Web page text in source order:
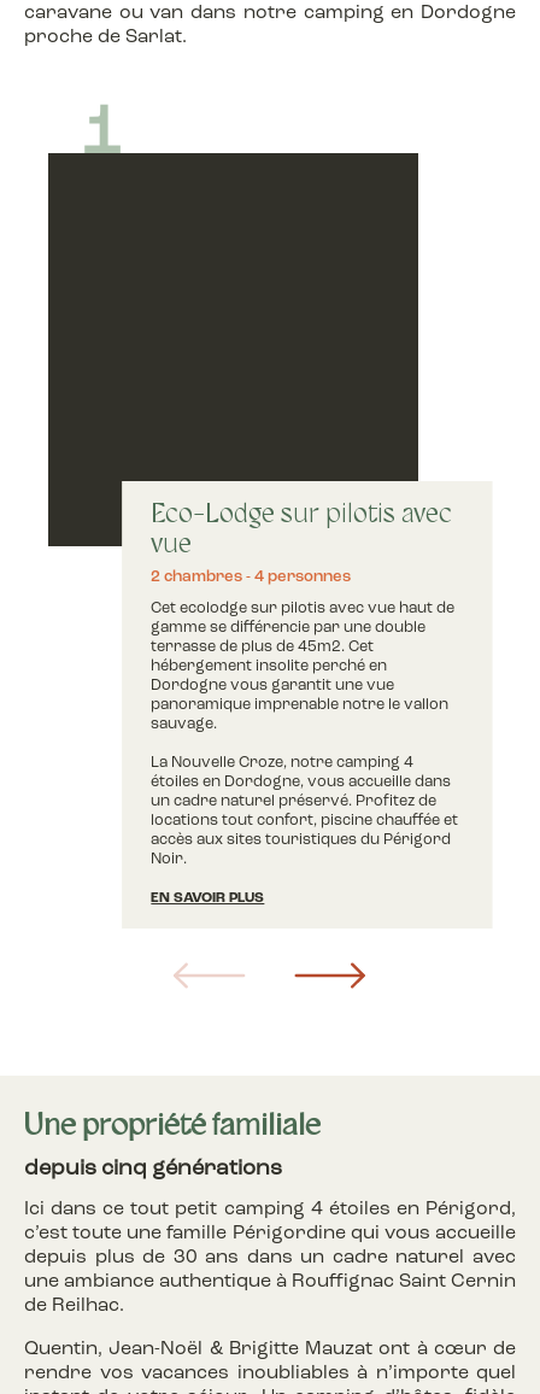
caravane ou van dans notre camping en Dordogne
proche de Sarlat.
1
Eco-Lodge sur pilotis avec
vue
2 chambres
4 personnes
Cet ecolodge sur pilotis avec vue haut de
gamme se différencie par une double
terrasse de plus de 45m2. Cet
hébergement insolite perché en
Dordogne vous garantit une vue
panoramique imprenable notre le vallon
sauvage.
La Nouvelle Croze, notre camping 4
étoiles en Dordogne, vous accueille dans
un cadre naturel préservé. Profitez de
locations tout confort, piscine chauffée et
accès aux sites touristiques du Périgord
Noir.
EN SAVOIR PLUS
Une propriété familiale
depuis cinq générations
Ici dans ce tout petit camping 4 étoiles en Périgord,
c’est toute une famille Périgordine qui vous accueille
depuis plus de 30 ans dans un cadre naturel avec
une ambiance authentique à Rouffignac Saint Cernin
de Reilhac.
Quentin, Jean-Noël & Brigitte Mauzat ont à cœur de
rendre vos vacances inoubliables à n’importe quel